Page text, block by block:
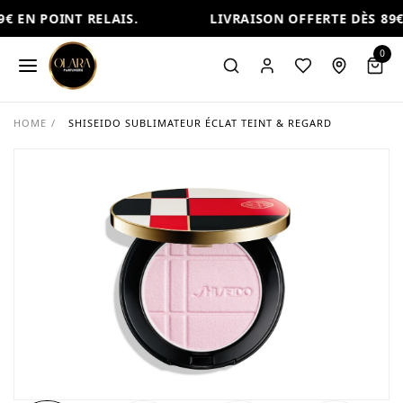
EN POINT RELAIS. LIVRAISON OFFERTE DÈS
0
HOME / SHISEIDO SUBLIMATEUR ÉCLAT TEINT & REGARD